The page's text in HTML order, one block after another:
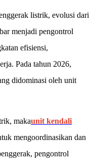
listrik, evolusi dari
menjadi pengontrol
efisiensi,
Pada tahun 2026,
didominasi oleh unit
makaunit kendali
mengoordinasikan dan
pengontrol